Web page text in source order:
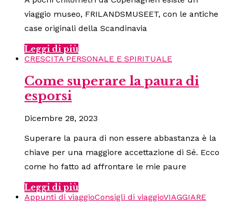
viaggio museo, FRILANDSMUSEET, con le antiche
case originali della Scandinavia
Leggi di più
CRESCITA PERSONALE E SPIRITUALE
Come superare la paura di
esporsi
Dicembre 28, 2023
Superare la paura di non essere abbastanza è la
chiave per una maggiore accettazione di Sé. Ecco
come ho fatto ad affrontare le mie paure
Leggi di più
Appunti di viaggioConsigli di viaggioVIAGGIARE